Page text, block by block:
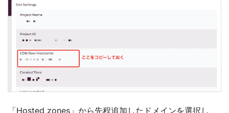
「Hosted zones」から先程追加したドメインを選択し、